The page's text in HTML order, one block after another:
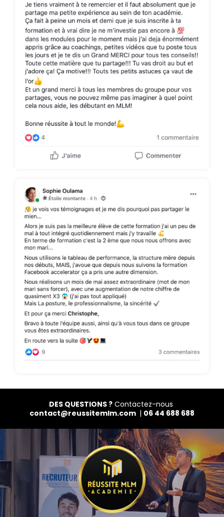
DES QUESTIONS ? Contactez-nous
contact@reussitemlm.com | 06 44 688 688